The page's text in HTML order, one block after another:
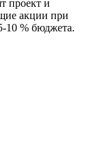
проект и
акции при
10 % бюджета.